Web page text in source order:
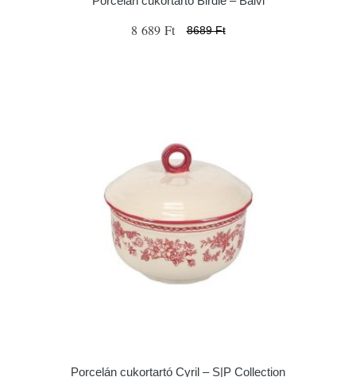
8 689 Ft 8689 Ft
Porcelán cukortartó Cyril – S|P Collection